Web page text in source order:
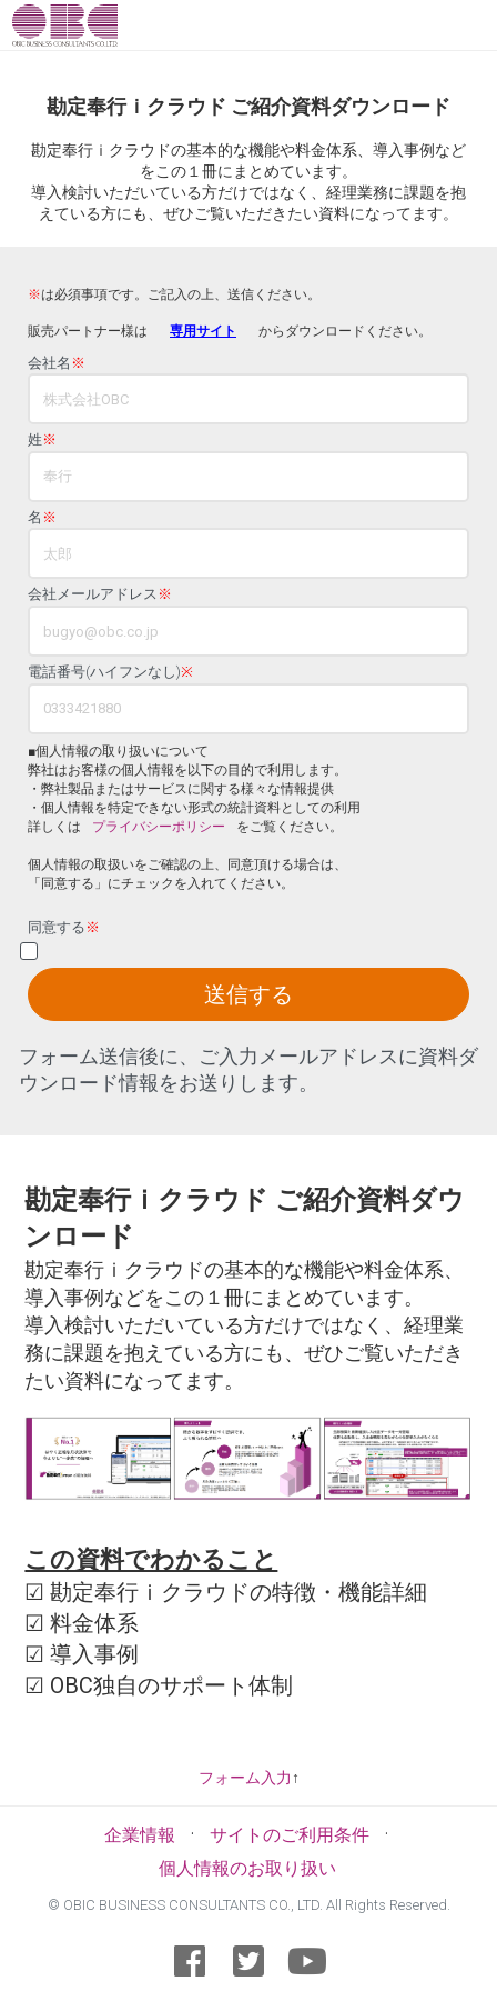
勘定奉行ｉクラウド ご紹介資料ダウンロード
勘定奉行ｉクラウドの基本的な機能や料金体系、導入事例など
をこの１冊にまとめています。
導入検討いただいている方だけではなく、経理業務に課題を抱
えている方にも、ぜひご覧いただきたい資料になってます。
※は必須事項です。ご記入の上、送信ください。
販売パートナー様は 専用サイト からダウンロードください。
会社名 ※
姓 ※
名 ※
会社メールアドレス ※
電話番号(ハイフンなし)※
■個人情報の取り扱いについて
弊社はお客様の個人情報を以下の目的で利用します。
・弊社製品またはサービスに関する様々な情報提供
・個人情報を特定できない形式の統計資料としての利用
詳しくは
プライバシーポリシー をご覧ください。
個人情報の取扱いをご確認の上、同意頂ける場合は、
「同意する」にチェックを入れてください。
同意する ※
送信する
フォーム送信後に、ご入力メールアドレスに資料ダ
ウンロード情報をお送りします。
勘定奉行ｉクラウド ご紹介資料ダウ
ンロード
勘定奉行ｉクラウドの基本的な機能や料金体系、
導入事例などをこの１冊にまとめています。
導入検討いただいている方だけではなく、経理業
務に課題を抱えている方にも、ぜひご覧いただき
たい資料になってます。
この資料でわかること
☑ 勘定奉行ｉクラウドの特徴・機能詳細
☑ 料金体系
☑ 導入事例
☑ OBC独自のサポート体制
フォーム入力 ↑
企業情報 · サイトのご利用条件 ·
個人情報のお取り扱い
© OBIC BUSINESS CONSULTANTS CO., LTD. All Rights Reserved.